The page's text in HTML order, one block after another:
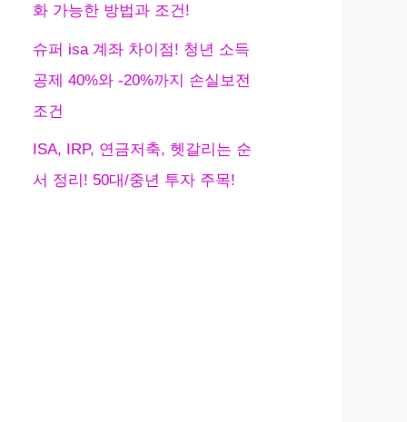
화 가능한 방법과 조건!
슈퍼 isa 계좌 차이점! 청년 소득
공제 40%와 -20%까지 손실보전
조건
ISA, IRP, 연금저축, 헷갈리는 순
서 정리! 50대/중년 투자 주목!